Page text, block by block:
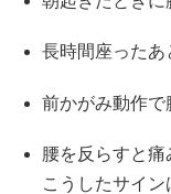
長時間座ったあ
前かがみ動作で
腰を反らすと痛
こうしたサイ